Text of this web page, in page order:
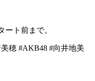
ート前まで。
穂 #AKB48 #向井地美